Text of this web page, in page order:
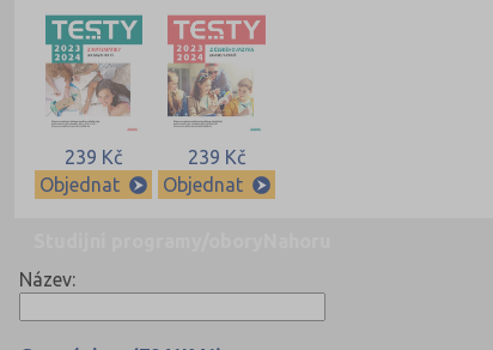
239 Kč
Objednat
239 Kč
Objednat
Název: